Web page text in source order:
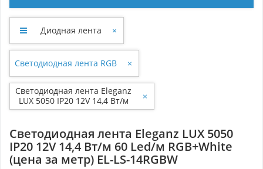
Диодная лента ×
Светодиодная лента RGB ×
Светодиодная лента Eleganz
LUX 5050 IP20 12V 14,4 Вт/м
60 Led/м RGB+White (цена за
×
Светодиодная лента Eleganz LUX 5050
IP20 12V 14,4 Вт/м 60 Led/м RGB+White
(цена за метр) EL-LS-14RGBW